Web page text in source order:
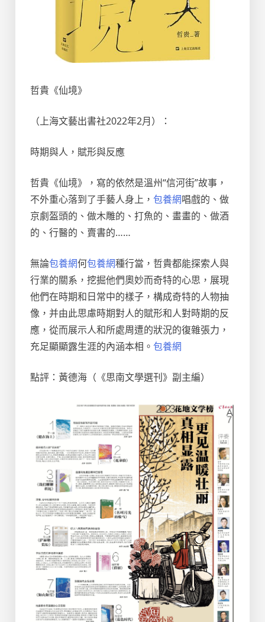
哲貴《仙境》
（上海文藝出書社2022年2月）：
時期與人，賦形與反應
哲貴《仙境》，寫的依然是溫州“信河街”故事，
不外重心落到了手藝人身上， 包養網唱戲的、做
京劇盔頭的、做木雕的、打魚的、畫畫的、做酒
的、行醫的、賣書的……
無論包養網何包養網種行當，哲貴都能探索人與
行業的關系，挖掘他們奧妙而奇特的心思，展現
他們在時期和日常中的樣子，構成奇特的人物抽
像，并由此思慮時期對人的賦形和人對時期的反
應，從而展示人和所處周遭的狀況的復雜張力，
充足顯顯露生涯的內涵本相。 包養網
點評：黃德海（《思南文學選刊》副主編）